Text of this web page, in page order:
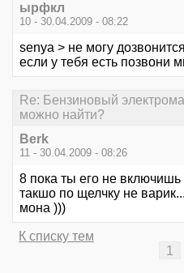
ырфкл
10 - 30.04.2009 - 08:22
senya > не могу
если у тебя есть позвони
Re: Бензиновый
можно найти?
Berk
11 - 30.04.2009 - 08:26
8 пока ты его не включишь
такшо по щелчку не
мона )))
К списку тем
1